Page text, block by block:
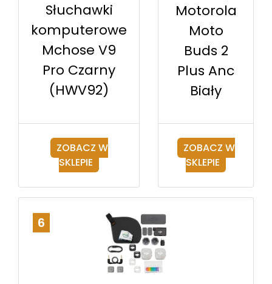
Słuchawki
komputerowe
Mchose V9
Pro Czarny
(HWV92)
ZOBACZ W
SKLEPIE
Motorola
Moto
Buds 2
Plus Anc
Biały
ZOBACZ W
SKLEPIE
6